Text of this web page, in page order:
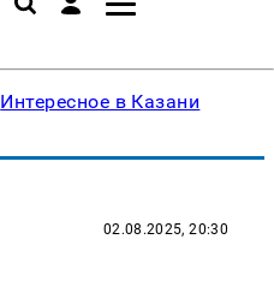
Интересное в Казани
02.08.2025, 20:30